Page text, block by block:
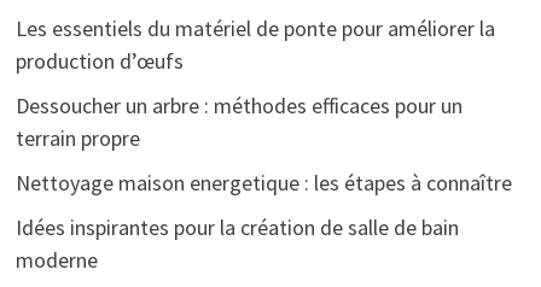
Les essentiels du matériel de ponte pour améliorer la
production d’œufs
Dessoucher un arbre : méthodes efficaces pour un
terrain propre
Nettoyage maison energetique : les étapes à connaître
Idées inspirantes pour la création de salle de bain
moderne